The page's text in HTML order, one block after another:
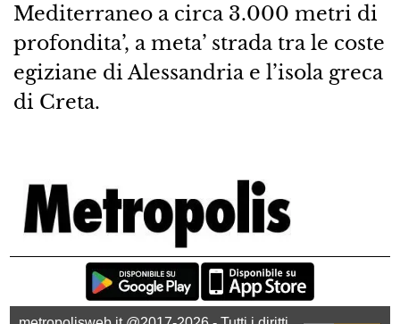
Mediterraneo a circa 3.000 metri di
profondita’, a meta’ strada tra le coste
egiziane di Alessandria e l’isola greca
di Creta.